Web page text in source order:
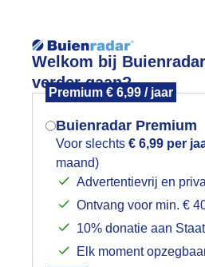
Welkom bij
verder gaan?
Premium € 6,99 / jaar
Buienradar Premium
Voor slechts € 6,99 per
maand)
Advertentievrij en
Ontvang voor min. €
10% donatie aan
Elk moment
Foto en video
Mogen we je locatie
het